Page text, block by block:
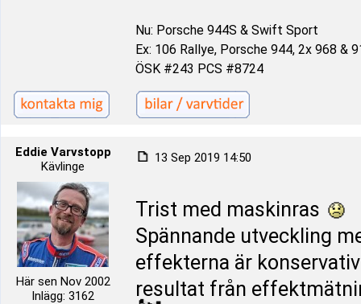
Nu: Porsche 944S & Swift Sport
Ex: 106 Rallye, Porsche 944, 2x 968 &
ÖSK #243 PCS #8724
Eddie Varvstopp
Kävlinge
Här sen Nov 2002
Inlägg: 3162
13 Sep 2019 14:50
Trist med maskinras
Spännande utveckling
effekterna är
resultat från